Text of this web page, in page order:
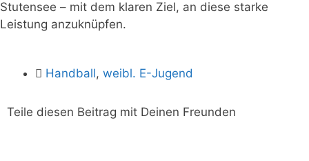
Mitglied
werden
Stutensee – mit dem klaren Ziel, an diese starke
Leistung anzuknüpfen.
Handball, weibl. E-Jugend
Teile diesen Beitrag mit Deinen Freunden